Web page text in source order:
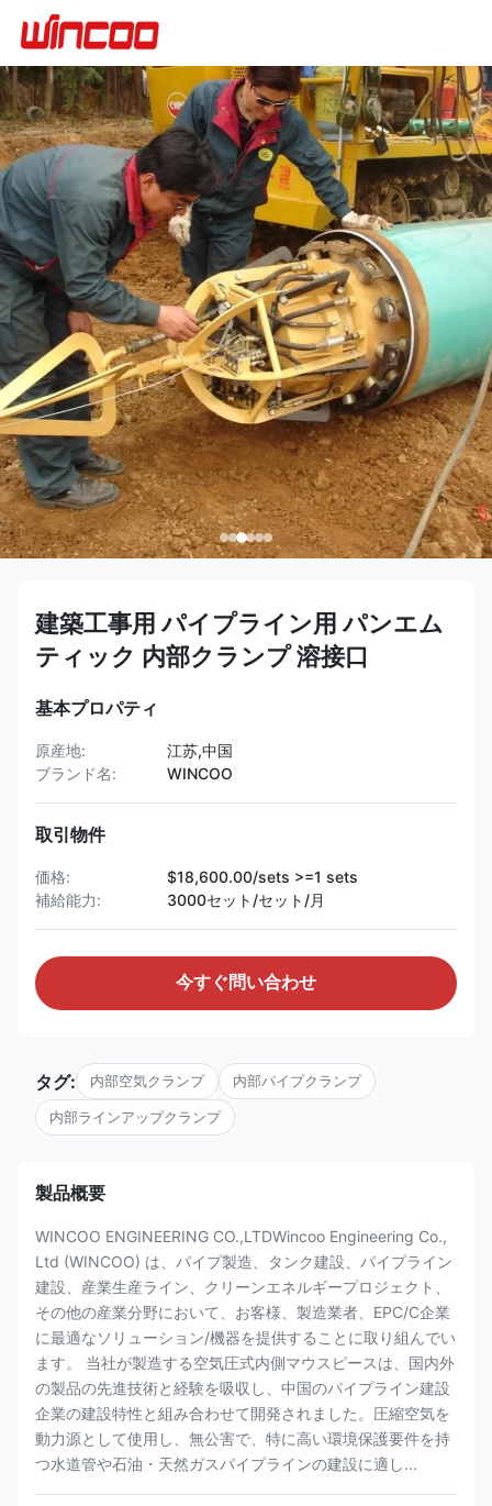
建築工事用 パイプライン用 パンエム
ティック 内部クランプ 溶接口
基本プロパティ
原産地:
江苏,中国
ブランド名:
WINCOO
取引物件
価格:
$18,600.00/sets >=1 sets
補給能力:
3000セット/セット/月
今すぐ問い合わせ
タグ: 内部空気クランプ 内部パイプクランプ
内部ラインアップクランプ
製品概要
WINCOO ENGINEERING CO.,LTDWincoo Engineering Co.,
Ltd (WINCOO) は、パイプ製造、タンク建設、パイプライン
建設、産業生産ライン、クリーンエネルギープロジェクト、
その他の産業分野において、お客様、製造業者、EPC/C企業
に最適なソリューション/機器を提供することに取り組んでい
ます。 当社が製造する空気圧式内側マウスピースは、国内外
の製品の先進技術と経験を吸収し、中国のパイプライン建設
企業の建設特性と組み合わせて開発されました。圧縮空気を
動力源として使用し、無公害で、特に高い環境保護要件を持
つ水道管や石油・天然ガスパイプラインの建設に適し...